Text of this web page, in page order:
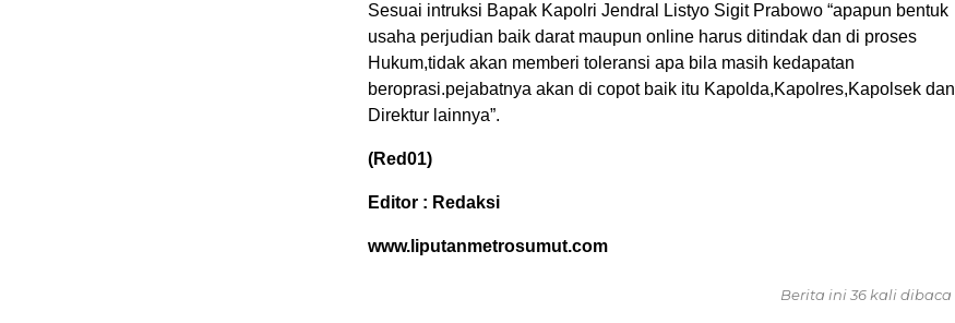
Sesuai intruksi Bapak Kapolri Jendral Listyo Sigit Prabowo “apapun bentuk
usaha perjudian baik darat maupun online harus ditindak dan di proses
Hukum,tidak akan memberi toleransi apa bila masih kedapatan
beroprasi.pejabatnya akan di copot baik itu Kapolda,Kapolres,Kapolsek dan
Direktur lainnya”.
(Red01)
Editor : Redaksi
www.liputanmetrosumut.com
Berita ini 36 kali dibaca